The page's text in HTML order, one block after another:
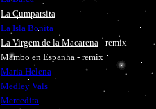
La Cumparsita
La Isla Bonita
La Virgem de la Macarena - remix
Mambo en Espanha - remix
Maria Helena
Medley Vals
Mercedita